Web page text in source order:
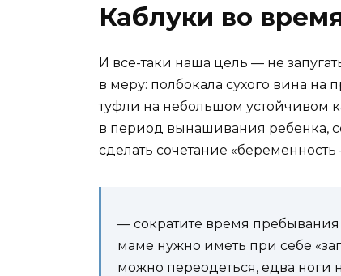
Каблуки во
И все-таки наша цель — не
в меру: полбокала сухого вина на
туфли на небольшом устойчивом
в период вынашивания ребенка,
сделать сочетание
— сократите время пребывания
маме нужно иметь при себе
можно переодеться, едва ноги